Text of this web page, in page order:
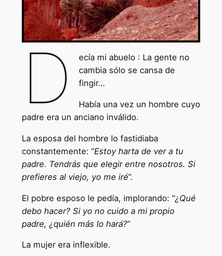
D
ecía mi abuelo : La gente no
cambia sólo se cansa de
fingir…
Había una vez un hombre cuyo
padre era un anciano inválido.
La esposa del hombre lo fastidiaba
constantemente: “Estoy harta de ver a tu
padre. Tendrás que elegir entre nosotros. Si
prefieres al viejo, yo me iré”.
El pobre esposo le pedía, implorando: “¿Qué
debo hacer? Si yo no cuido a mi propio
padre, ¿quién más lo hará?”
La mujer era inflexible.